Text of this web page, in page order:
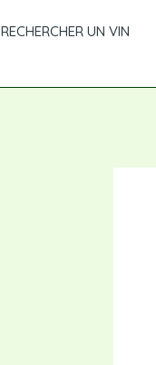
RECHERCHER UN VIN